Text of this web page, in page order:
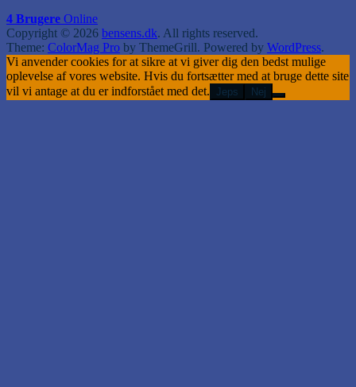
4 Brugere Online
Copyright © 2026 bensens.dk. All rights reserved.
Theme: ColorMag Pro by ThemeGrill. Powered by WordPress.
Vi anvender cookies for at sikre at vi giver dig den bedst mulige
oplevelse af vores website. Hvis du fortsætter med at bruge dette site
vil vi antage at du er indforstået med det. Jeps Nej